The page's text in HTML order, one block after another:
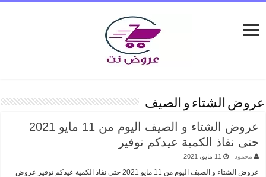
عروض الشتاء و الصيف
عروض الشتاء و الصيف اليوم من 11 مايو 2021
حتى نفاذ الكمية عيدكم توفير
محمود 11 مايو، 2021
عروض الشتاء و الصيف اليوم من 11 مايو 2021 حتى نفاذ الكمية عيدكم توفير عروض